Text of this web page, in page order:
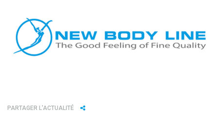
PARTAGER L'ACTUALITÉ